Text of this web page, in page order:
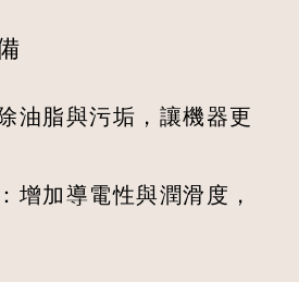
油脂與污垢，讓機器更
增加導電性與潤滑度，